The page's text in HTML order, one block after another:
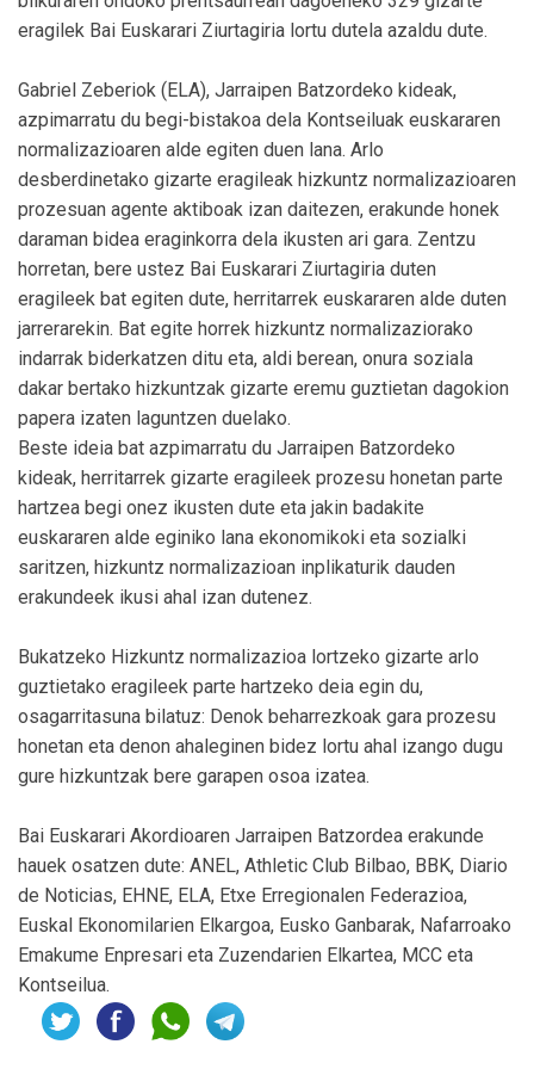
eragilek Bai Euskarari Ziurtagiria lortu dutela azaldu dute.
Gabriel Zeberiok (ELA), Jarraipen Batzordeko kideak,
azpimarratu du begi-bistakoa dela Kontseiluak euskararen
normalizazioaren alde egiten duen lana. Arlo
desberdinetako gizarte eragileak hizkuntz normalizazioaren
prozesuan agente aktiboak izan daitezen, erakunde honek
daraman bidea eraginkorra dela ikusten ari gara. Zentzu
horretan, bere ustez Bai Euskarari Ziurtagiria duten
eragileek bat egiten dute, herritarrek euskararen alde duten
jarrerarekin. Bat egite horrek hizkuntz normalizaziorako
indarrak biderkatzen ditu eta, aldi berean, onura soziala
dakar bertako hizkuntzak gizarte eremu guztietan dagokion
papera izaten laguntzen duelako.
Beste ideia bat azpimarratu du Jarraipen Batzordeko
kideak, herritarrek gizarte eragileek prozesu honetan parte
hartzea begi onez ikusten dute eta jakin badakite
euskararen alde eginiko lana ekonomikoki eta sozialki
saritzen, hizkuntz normalizazioan inplikaturik dauden
erakundeek ikusi ahal izan dutenez.
Bukatzeko Hizkuntz normalizazioa lortzeko gizarte arlo
guztietako eragileek parte hartzeko deia egin du,
osagarritasuna bilatuz: Denok beharrezkoak gara prozesu
honetan eta denon ahaleginen bidez lortu ahal izango dugu
gure hizkuntzak bere garapen osoa izatea.
Bai Euskarari Akordioaren Jarraipen Batzordea erakunde
hauek osatzen dute: ANEL, Athletic Club Bilbao, BBK, Diario
de Noticias, EHNE, ELA, Etxe Erregionalen Federazioa,
Euskal Ekonomilarien Elkargoa, Eusko Ganbarak, Nafarroako
Emakume Enpresari eta Zuzendarien Elkartea, MCC eta
Kontseilua.